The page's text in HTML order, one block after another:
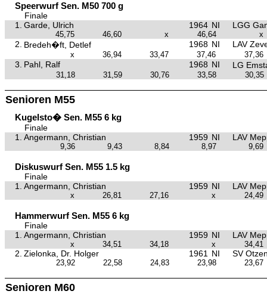
Speerwurf Sen. M50 700 g
Finale
1.
Garde, Ulrich 1964 NI LGG
45,75 46,60 x 46,64 x
2. Bredeh�ft, Detlef 1968 NI LAV
x 36,94 33,47 37,46 37,36
3. Pahl, Ralf 1968 NI LG
31,18 31,59 30,76 33,58 30,35
Senioren M55
Kugelsto� Sen. M55 6 kg
Finale
1.
Angermann, Christian 1959 NI LAV
9,36 9,43 8,84 8,97 9,69
Diskuswurf Sen. M55 1.5 kg
Finale
1.
Angermann, Christian 1959 NI LAV
x 26,81 27,16 x 24,49
Hammerwurf Sen. M55 6 kg
Finale
1.
Angermann, Christian 1959 NI LAV
x 34,51 34,18 x 34,41
2. Zielonka, Dr. Holger 1961 NI SV
23,92 22,58 24,83 23,98 23,67
Senioren M60